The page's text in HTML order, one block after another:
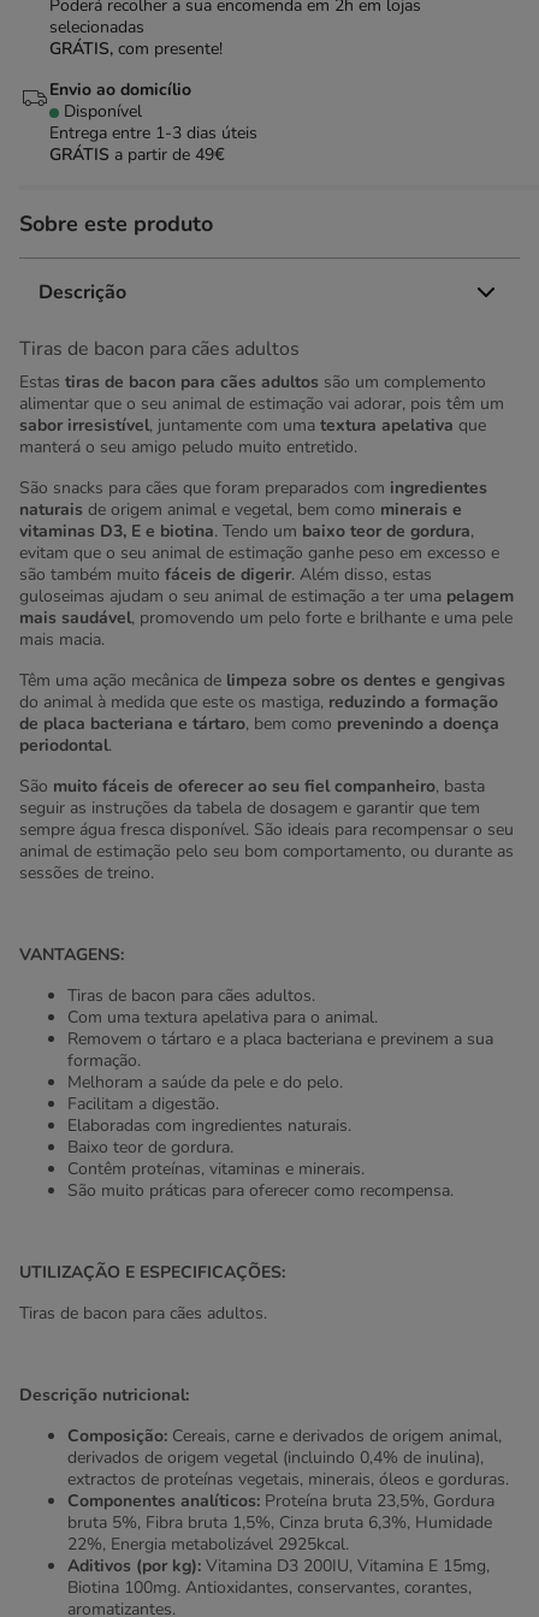
Poderá recolher a sua encomenda em 2h em lojas
selecionadas
GRÁTIS, com presente!
Envio ao domicílio
Disponível
Entrega entre 1-3 dias úteis
GRÁTIS a partir de 49€
Sobre este produto
Descrição
Tiras de bacon para cães adultos
Estas tiras de bacon para cães adultos são um complemento
alimentar que o seu animal de estimação vai adorar, pois têm um
sabor irresistível, juntamente com uma textura apelativa que
manterá o seu amigo peludo muito entretido.
São snacks para cães que foram preparados com ingredientes
naturais de origem animal e vegetal, bem como minerais e
vitaminas D3, E e biotina. Tendo um baixo teor de gordura,
evitam que o seu animal de estimação ganhe peso em excesso e
são também muito fáceis de digerir. Além disso, estas
guloseimas ajudam o seu animal de estimação a ter uma pelagem
mais saudável, promovendo um pelo forte e brilhante e uma pele
mais macia.
Têm uma ação mecânica de limpeza sobre os dentes e gengivas
do animal à medida que este os mastiga, reduzindo a formação
de placa bacteriana e tártaro, bem como prevenindo a doença
periodontal.
São muito fáceis de oferecer ao seu fiel companheiro, basta
seguir as instruções da tabela de dosagem e garantir que tem
sempre água fresca disponível. São ideais para recompensar o seu
animal de estimação pelo seu bom comportamento, ou durante as
sessões de treino.
VANTAGENS:
Tiras de bacon para cães adultos.
Com uma textura apelativa para o animal.
Removem o tártaro e a placa bacteriana e previnem a sua
formação.
Melhoram a saúde da pele e do pelo.
Facilitam a digestão.
Elaboradas com ingredientes naturais.
Baixo teor de gordura.
Contêm proteínas, vitaminas e minerais.
São muito práticas para oferecer como recompensa.
UTILIZAÇÃO E ESPECIFICAÇÕES:
Tiras de bacon para cães adultos.
Descrição nutricional:
Composição: Cereais, carne e derivados de origem animal,
derivados de origem vegetal (incluindo 0,4% de inulina),
extractos de proteínas vegetais, minerais, óleos e gorduras.
Componentes analíticos: Proteína bruta 23,5%, Gordura
bruta 5%, Fibra bruta 1,5%, Cinza bruta 6,3%, Humidade
22%, Energia metabolizável 2925kcal.
Aditivos (por kg): Vitamina D3 200IU, Vitamina E 15mg,
Biotina 100mg. Antioxidantes, conservantes, corantes,
aromatizantes.